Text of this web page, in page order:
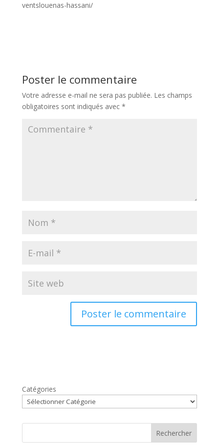
ventslouenas-hassani/
Poster le commentaire
Votre adresse e-mail ne sera pas publiée. Les champs
obligatoires sont indiqués avec *
Catégories
Rechercher